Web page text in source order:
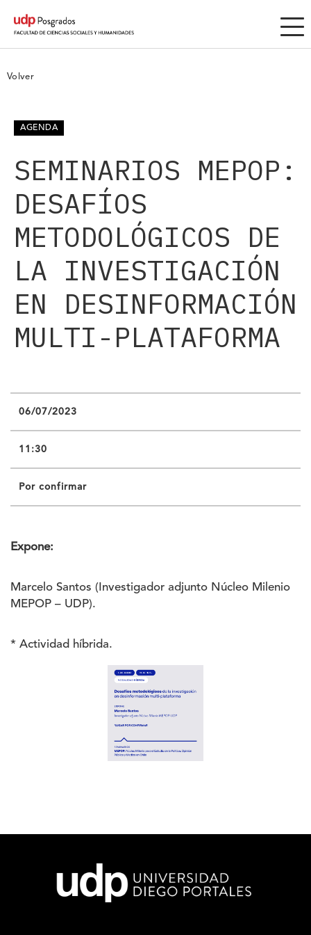
Volver
AGENDA
SEMINARIOS MEPOP:
DESAFÍOS
METODOLÓGICOS DE
LA INVESTIGACIÓN
EN DESINFORMACIÓN
MULTI-PLATAFORMA
06/07/2023
11:30
Por confirmar
Expone:
Marcelo Santos (Investigador adjunto Núcleo Milenio
MEPOP – UDP).
* Actividad híbrida.